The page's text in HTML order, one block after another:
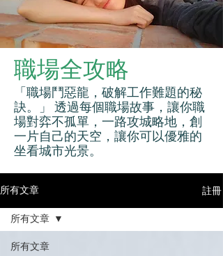
職場全攻略
「職場鬥惡龍，破解工作難題的秘
訣。」 透過每個職場故事，讓你職
場對弈不孤單，一路攻城略地，創
一片自己的天空，讓你可以優雅的
坐看城市光景。
所有文章 註冊
所有文章
所有文章